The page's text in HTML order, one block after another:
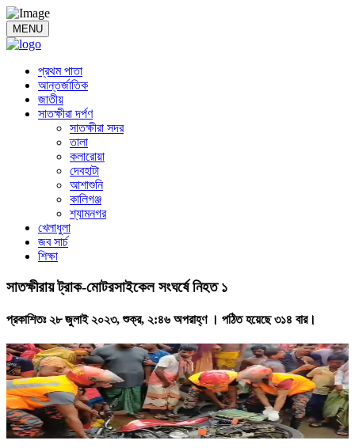
MENU
প্রথম পাতা
আন্তর্জাতিক
জাতীয়
সাতক্ষীরা দর্পণ
সাতক্ষীরা সদর
তালা
কলারোয়া
দেবহাটা
আশাশুনি
কালিগঞ্জ
শ্যামনগর
খেলাধুলা
জব সার্চ
শিক্ষা
সাতক্ষীরায় ট্রাক-মোটরসাইকেল সংঘর্ষে নিহত ১
প্রকাশিতঃ ২৮ জুলাই ২০২৩, শুক্র, ২:৪৬ অপরাহ্ণ । পঠিত হয়েছে ৩১৪ বার।